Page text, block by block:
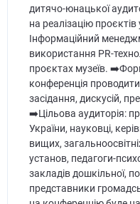
дитячо-юнацької
на реалізацію проєктів
Інформаційний
використання PR-
проєктах музеїв.
конференція
засідання, дискусій,
➡️Цільова аудиторія:
України, науковці,
вищих,
установ, педагоги-
закладів дошкільної,
представники